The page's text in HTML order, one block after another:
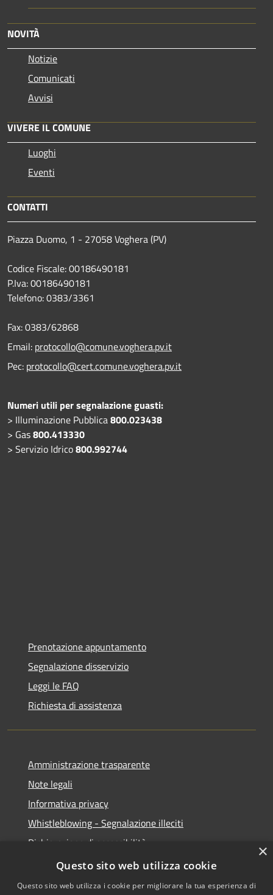
NOVITÀ
Notizie
Comunicati
Avvisi
VIVERE IL COMUNE
Luoghi
Eventi
CONTATTI
Piazza Duomo, 1 - 27058 Voghera (PV)
Codice Fiscale: 00186490181
P.Iva: 00186490181
Telefono:0383/3361
Fax:0383/62868
Email: protocollo@comune.voghera.pv.it
Pec: protocollo@cert.comune.voghera.pv.it
Numeri utili per segnalazione guasti:
> Illuminazione Pubblica800.023438
> Gas800.413330
> Servizio Idrico800.992744
Prenotazione appuntamento
Segnalazione disservizio
Leggi le FAQ
Richiesta di assistenza
Amministrazione trasparente
Note legali
Informativa privacy
Whistleblowing - Segnalazione illeciti
Dichiarazione di accessibilità
Obiettivi di acessibilità
×
Questo sito web utilizza cookie
Questo sito web utilizza i cookie per migliorare la tua esperienza di